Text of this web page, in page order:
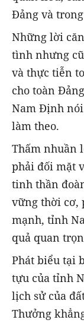
Đảng và
Những lời
tình nhưng
và thực tiễn
cho toàn
Nam Định
làm theo.
Thấm nhuần
phải đối mặt
tinh thần
vững thời cơ,
mạnh, tỉnh
quả quan
Phát biểu tại
tựu của tỉnh
lịch sử của
Thưởng